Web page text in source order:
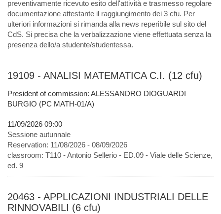
preventivamente ricevuto esito dell'attività e trasmesso regolare
documentazione attestante il raggiungimento dei 3 cfu. Per
ulteriori informazioni si rimanda alla news reperibile sul sito del
CdS. Si precisa che la verbalizzazione viene effettuata senza la
presenza dello/a studente/studentessa.
19109 - ANALISI MATEMATICA C.I. (12 cfu)
President of commission: ALESSANDRO DIOGUARDI
BURGIO (PC MATH-01/A)
11/09/2026 09:00
Sessione autunnale
Reservation: 11/08/2026 - 08/09/2026
classroom: T110 - Antonio Sellerio - ED.09 - Viale delle Scienze,
ed. 9
20463 - APPLICAZIONI INDUSTRIALI DELLE
RINNOVABILI (6 cfu)